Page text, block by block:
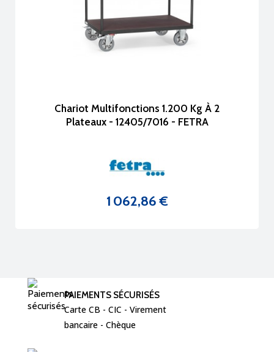
Chariot Multifonctions 1.200 Kg À 2
Plateaux - 12405/7016 - FETRA
Prix
1 062,86 €
PAIEMENTS SÉCURISÉS
Carte CB - CIC - Virement
bancaire - Chèque